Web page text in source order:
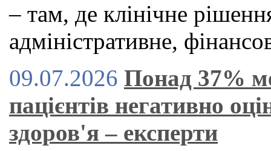
– там, де клінічне
адміністративне,
09.07.2026 Понад 37%
пацієнтів негативно
здоров'я – експерти